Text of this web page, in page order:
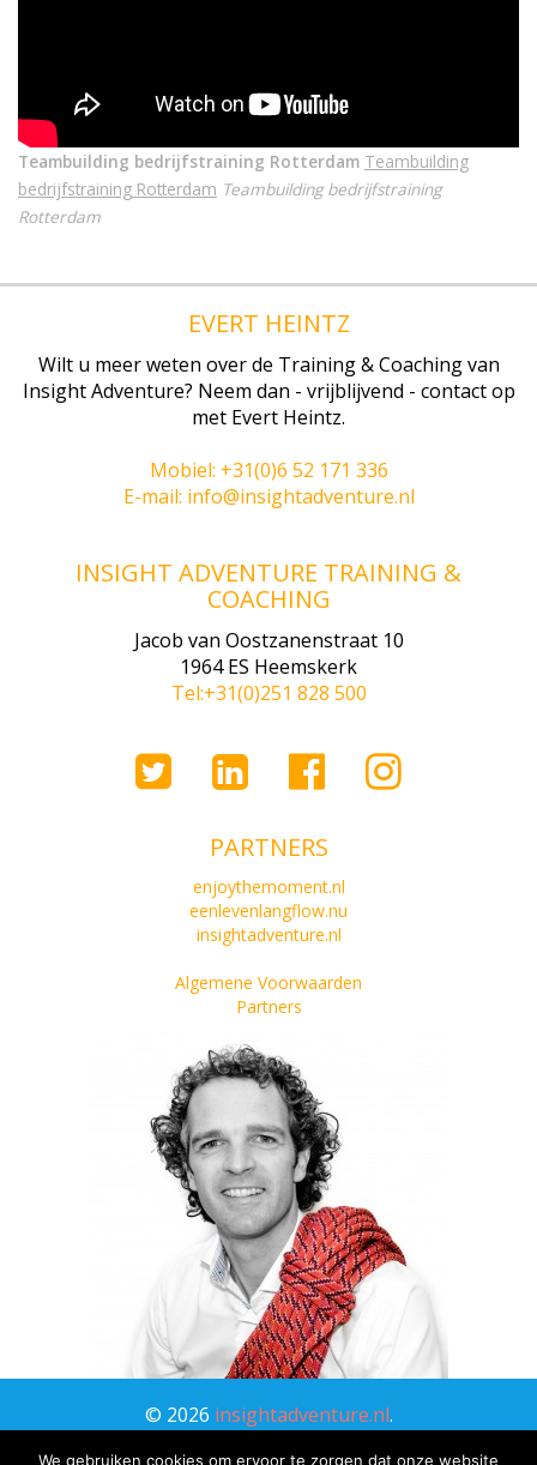
Teambuilding bedrijfstraining Rotterdam Teambuilding
bedrijfstraining Rotterdam Teambuilding bedrijfstraining
Rotterdam
EVERT HEINTZ
Wilt u meer weten over de Training & Coaching van
Insight Adventure? Neem dan - vrijblijvend - contact op
met Evert Heintz.
Mobiel: +31(0)6 52 171 336
E-mail: info@insightadventure.nl
INSIGHT ADVENTURE TRAINING &
COACHING
Jacob van Oostzanenstraat 10
1964 ES Heemskerk
Tel:+31(0)251 828 500
PARTNERS
enjoythemoment.nl
eenlevenlangflow.nu
insightadventure.nl
Algemene Voorwaarden
Partners
© 2026 insightadventure.nl.
Alle rechten voorbehouden. | Privacy Verklaring
We gebruiken cookies om ervoor te zorgen dat onze website